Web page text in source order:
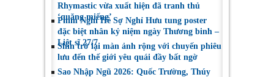
Rhymastic vừa xuất hiện đã tranh thủ
‘quăng miếng’
Phim Nghỉ Hè Sợ Nghỉ Hưu tung poster
đặc biệt nhân kỷ niệm ngày Thương binh –
Liệt sĩ 27/7
Shin trở lại màn ảnh rộng với chuyến phiêu
lưu đến thế giới yêu quái đầy bất ngờ
Sao Nhập Ngũ 2026: Quốc Trường, Thúy